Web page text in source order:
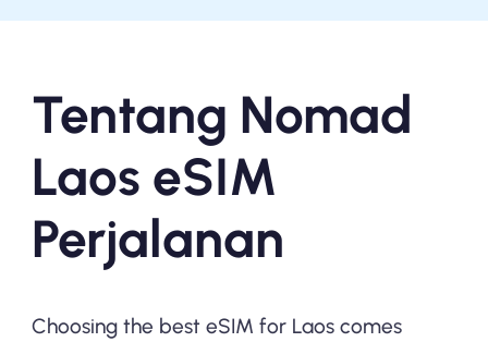
Tentang Nomad
Laos eSIM
Perjalanan
Choosing the best eSIM for Laos comes